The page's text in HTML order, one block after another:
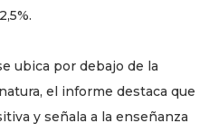
ubica por debajo de la
el informe destaca que
y señala a la enseñanza